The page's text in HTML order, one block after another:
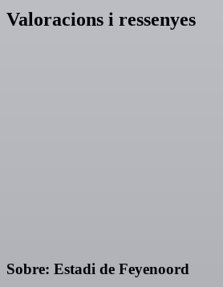
Valoracions i ressenyes
Sobre: Estadi de Feyenoord